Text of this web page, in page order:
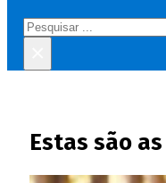
Pesquisar
Estas são